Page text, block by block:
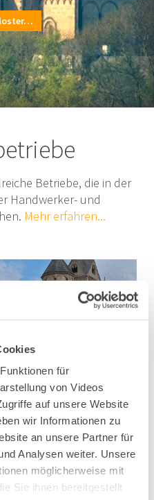
für
von Videos
auf unsere Website
wir Informationen zu
an unsere Partner für
Analysen weiter. Unsere
möglicherweise mit
Sie ihnen bereitgestellt
Betriebe, die in der
Handwerker- und
Mehr erfahren...
aus Pflanzenvielfalt,